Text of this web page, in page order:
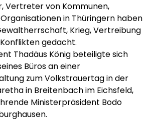
Vertreter von Kommunen,
in Thüringern haben
Krieg, Vertreibung
gedacht.
Thadäus König beteiligte sich
Büros an einer
zum Volkstrauertag in der
in Breitenbach im Eichsfeld,
Ministerpräsident Bodo